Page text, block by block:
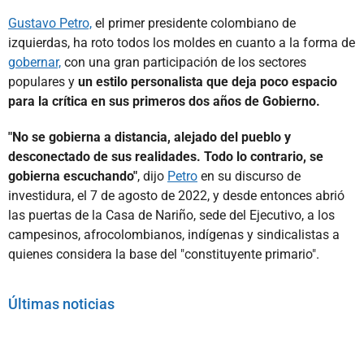
Gustavo Petro, el primer presidente colombiano de
izquierdas, ha roto todos los moldes en cuanto a la forma de
gobernar, con una gran participación de los sectores
populares y un estilo personalista que deja poco espacio
para la crítica en sus primeros dos años de Gobierno.
"No se gobierna a distancia, alejado del pueblo y
desconectado de sus realidades. Todo lo contrario, se
gobierna escuchando", dijo Petro en su discurso de
investidura, el 7 de agosto de 2022, y desde entonces abrió
las puertas de la Casa de Nariño, sede del Ejecutivo, a los
campesinos, afrocolombianos, indígenas y sindicalistas a
quienes considera la base del "constituyente primario".
Últimas noticias